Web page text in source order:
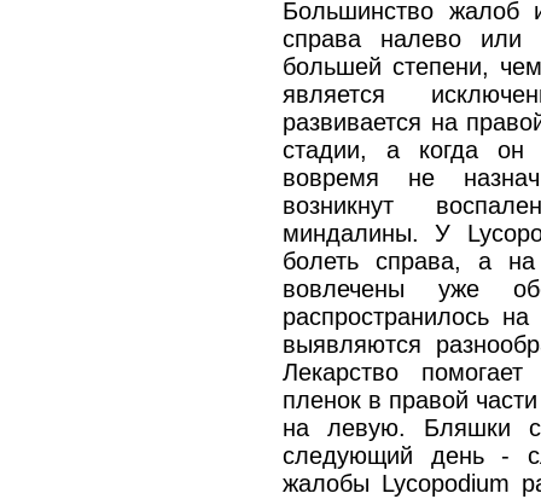
Большинство жалоб
справа налево или
большей степени,
является
развивается на
стадии, а когда он
вовремя не
возникнут
миндалины. У
болеть справа, а
вовлечены уже
распространилось
выявляются
Лекарство
пленок в правой
на левую. Бляшки
следующий день -
жалобы Lycopodium